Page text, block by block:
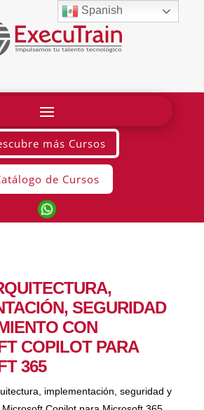
más Cursos
de Cursos
SEGURIDAD
CON
COPILOT PARA
365
implementación, seguridad y
Spanish